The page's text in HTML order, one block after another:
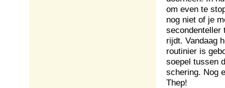
om even te
nog niet of je
secondenteller
rijdt. Vandaag
routinier is
soepel tussen
schering. Nog
Thep!